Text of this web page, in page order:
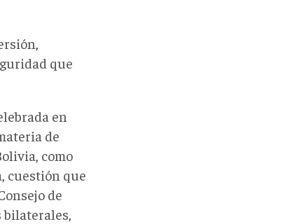
que
en
de
como
cuestión que
de
bilaterales,